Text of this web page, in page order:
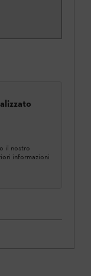
il nostro
informazioni